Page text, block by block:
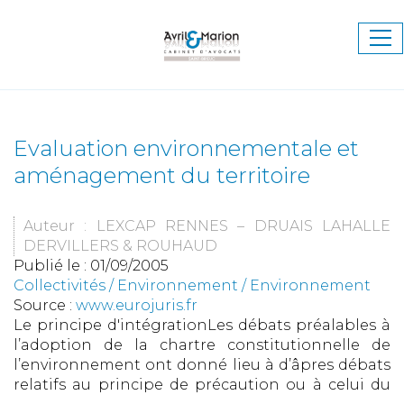
Evaluation environnementale et
aménagement du territoire
Auteur : LEXCAP RENNES – DRUAIS LAHALLE
DERVILLERS & ROUHAUD
Publié le : 01/09/2005
Collectivités / Environnement / Environnement
Source : www.eurojuris.fr
Le principe d'intégrationLes débats préalables à
l’adoption de la chartre constitutionnelle de
l’environnement ont donné lieu à d’âpres débats
relatifs au principe de précaution ou à celui du